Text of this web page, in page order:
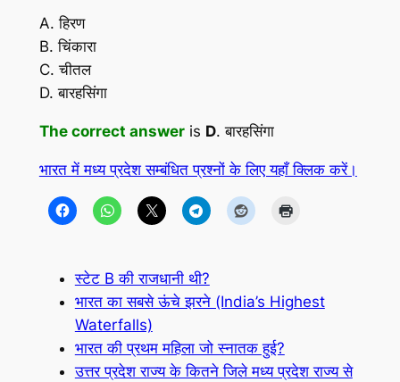
A. हिरण
B. चिंकारा
C. चीतल
D. बारहसिंगा
The correct answeris D. बारहसिंगा
भारत में मध्य प्रदेश सम्बंधित प्रश्नों के लिए यहाँ क्लिक करें।
स्टेट B की राजधानी थी?
भारत का सबसे ऊंचे झरने (India’s Highest
Waterfalls)
भारत की प्रथम महिला जो स्नातक हुई?
उत्तर प्रदेश राज्य के कितने जिले मध्य प्रदेश राज्य से